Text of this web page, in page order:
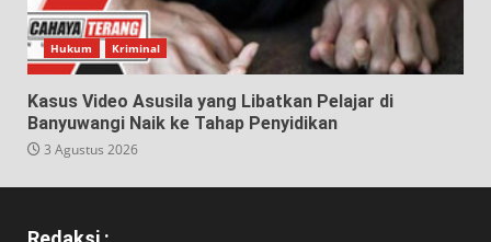
Hukum Kriminal
Kasus Video Asusila yang Libatkan Pelajar di
Banyuwangi Naik ke Tahap Penyidikan
3 Agustus 2026